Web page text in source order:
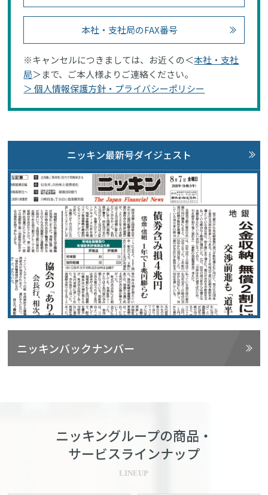
本社・支社局のFAX番号
※キャンセルにつきましては、お近くの＜本社・支社
局＞まで、ご本人様よりご連絡ください。
＞ 個人情報保護方針・プライバシーポリシー
ニッキン最新号ダイジェスト
ニッキンバックナンバー
ニッキングループの商品・
サービスラインナップ
LINEUP